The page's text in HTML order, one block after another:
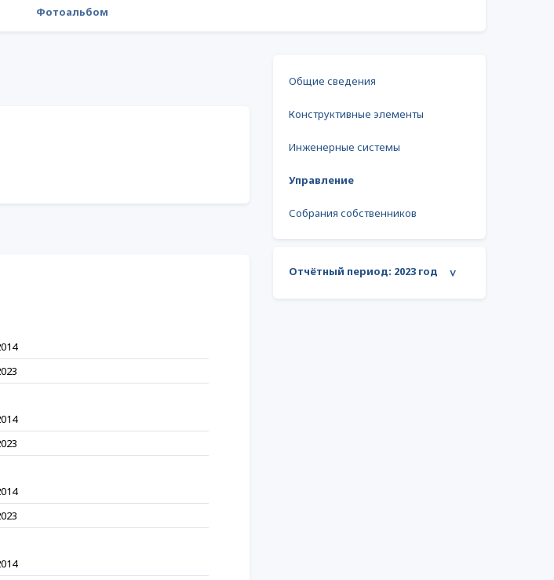
Фотоальбом
Общие сведения
Конструктивные элементы
Инженерные системы
Управление
Собрания собственников
Отчётный период: 2023 год >